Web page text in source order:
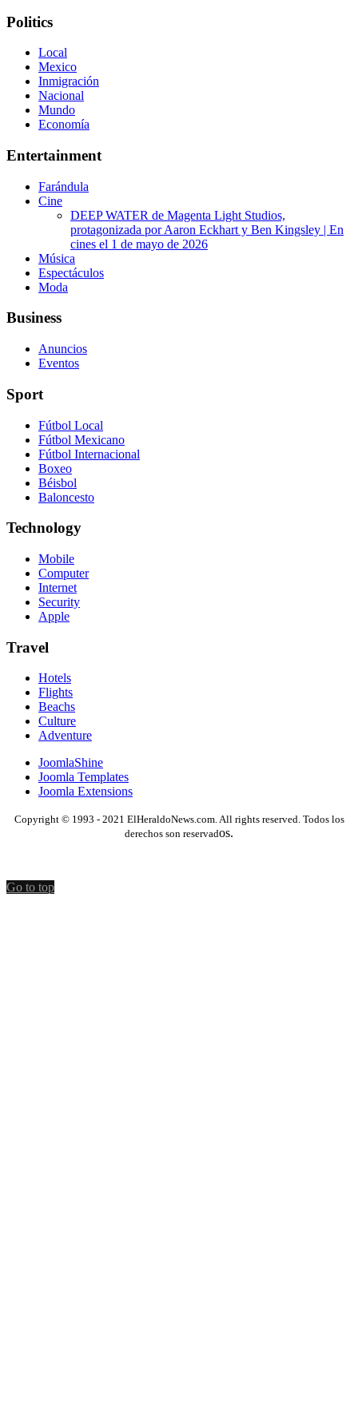
Politics
Local
Mexico
Inmigración
Nacional
Mundo
Economía
Entertainment
Farándula
Cine
DEEP WATER de Magenta Light Studios,
protagonizada por Aaron Eckhart y Ben Kingsley | En
cines el 1 de mayo de 2026
Música
Espectáculos
Moda
Business
Anuncios
Eventos
Sport
Fútbol Local
Fútbol Mexicano
Fútbol Internacional
Boxeo
Béisbol
Baloncesto
Technology
Mobile
Computer
Internet
Security
Apple
Travel
Hotels
Flights
Beachs
Culture
Adventure
JoomlaShine
Joomla Templates
Joomla Extensions
Copyright © 1993 - 2021 ElHeraldoNews.com. All rights reserved. Todos los
derechos son reservados.
Go to top